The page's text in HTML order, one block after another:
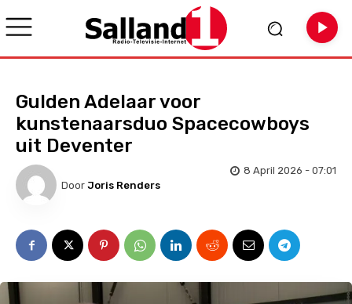
Gulden Adelaar voor
kunstenaarsduo Spacecowboys
uit Deventer
Door Joris Renders
8 April 2026 - 07:01